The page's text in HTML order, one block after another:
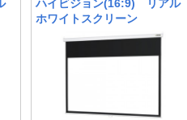
ハイビジョン(16:9) リアル
ホワイトスクリーン